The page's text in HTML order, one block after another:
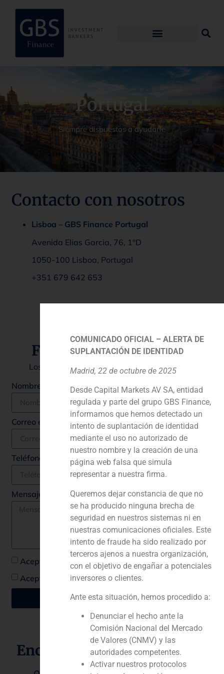
Portugal
Siempre dispuestos a ayudarle
Contacto con nosotros
Lisboa – GBS Finance Portugal
Avenida Elias Garcia, 76, 1ºD
1050-100 Lisboa, Portugal
+351 679 642 653
Formulario de contacto
Los campos marcados con son obligatorios
Nombre completo *
Correo electrónico *
Teléfono
Mensaje *
Acepto la política de privacidad *
Acepto recibir comunicaciones de GBS Finance
Enviar
Encuéntrenos en otra parte.
Lisboa
COMUNICADO OFICIAL – ALERTA DE
SUPLANTACIÓN DE IDENTIDAD
Madrid, 22 de octubre de 2025
Desde Capital Markets AV SA, entidad
regulada y parte del grupo GBS Finance,
informamos que hemos detectado un
intento de suplantación de identidad
mediante el uso no autorizado de
nuestro nombre y la creación de una
página web falsa que simula
representar a nuestra firma.
Queremos dejar constancia de que no
se ha producido ninguna brecha de
seguridad en nuestros sistemas ni en
nuestras comunicaciones oficiales. Este
intento de fraude ha sido realizado por
terceros ajenos a nuestra organización,
con el objetivo de engañar a potenciales
inversores o clientes.
Ante esta situación, hemos procedido a:
Denunciar el hecho ante la
Comisión Nacional del Mercado
de Valores (CNMV) y las
autoridades competentes.
Activar nuestros protocolos